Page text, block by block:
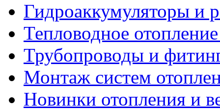
Гидроаккумуляторы и
Тепловодное
Трубопроводы и
Монтаж систем
Новинки отопления и